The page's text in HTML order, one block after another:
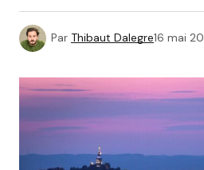
Par Thibaut Dalegre16 mai